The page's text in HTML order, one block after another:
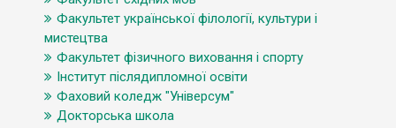
Факультет української філології, культури і
мистецтва
Факультет фізичного виховання і спорту
Інститут післядипломної освіти
Фаховий коледж "Універсум"
Докторська школа